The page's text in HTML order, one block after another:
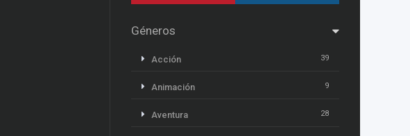
Géneros
Acción 39
Animación 9
Aventura 28